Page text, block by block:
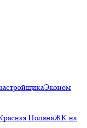
Эконом
ПолянаЖК на